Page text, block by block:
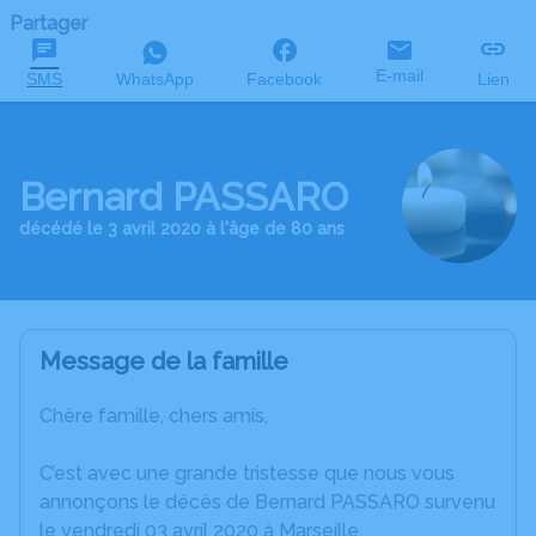
Partager
SMS WhatsApp Facebook E-mail Lien
Bernard PASSARO
décédé le 3 avril 2020 à l'âge de 80 ans
Message de la famille
Chère famille, chers amis,
C’est avec une grande tristesse que nous vous
annonçons le décès de Bernard PASSARO survenu
le vendredi 03 avril 2020 à Marseille.